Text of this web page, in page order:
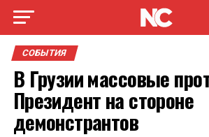
СОБЫТИЯ
В Грузии массовые
Президент на стороне
демонстрантов